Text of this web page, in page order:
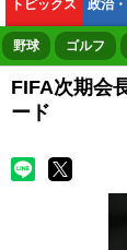
トピックス 政治
ボートレース
野球 ゴルフ
FIFA次期会
ード